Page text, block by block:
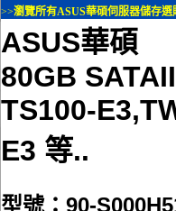
>>瀏覽所有ASUS華碩伺服器儲存選
ASUS華碩
80GB
TS100-
E3 等..
型號：90-